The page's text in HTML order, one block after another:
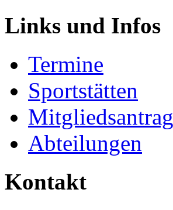
Links und Infos
Termine
Sportstätten
Mitgliedsantrag
Abteilungen
Kontakt